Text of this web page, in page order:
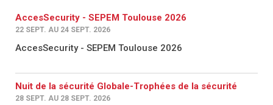
AccesSecurity - SEPEM Toulouse 2026
22 SEPT. AU 24 SEPT. 2026
AccesSecurity - SEPEM Toulouse 2026
Nuit de la sécurité Globale-Trophées de la sécurité
28 SEPT. AU 28 SEPT. 2026